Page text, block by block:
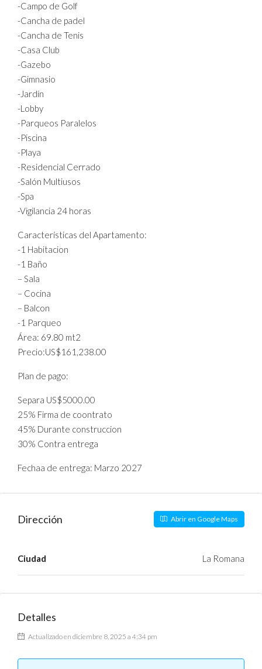
-Campo de Golf
-Cancha de padel
-Cancha de Tenis
-Casa Club
-Gazebo
-Gimnasio
-Jardín
-Lobby
-Parqueos Paralelos
-Piscina
-Playa
-Residencial Cerrado
-Salón Multiusos
-Spa
-Vigilancia 24 horas
Características del Apartamento:
-1 Habitacion
-1 Baño
– Sala
– Cocina
– Balcon
-1 Parqueo
Área: 69.80 mt2
Precio:US$161,238.00
Plan de pago:
Separa US$5000.00
25% Firma de coontrato
45% Durante construccion
30% Contra entrega
Fechaa de entrega: Marzo 2027
Dirección Abrir en Google Maps
Ciudad La Romana
Detalles
Actualizado en diciembre 8, 2025 a 4:34 pm